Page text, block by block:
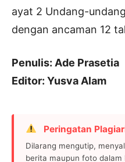
ayat 2 Undang-
dengan ancaman 12
Penulis: Ade Prasetia
Editor: Yusva Alam
Peringatan
Dilarang mengutip,
berita maupun foto